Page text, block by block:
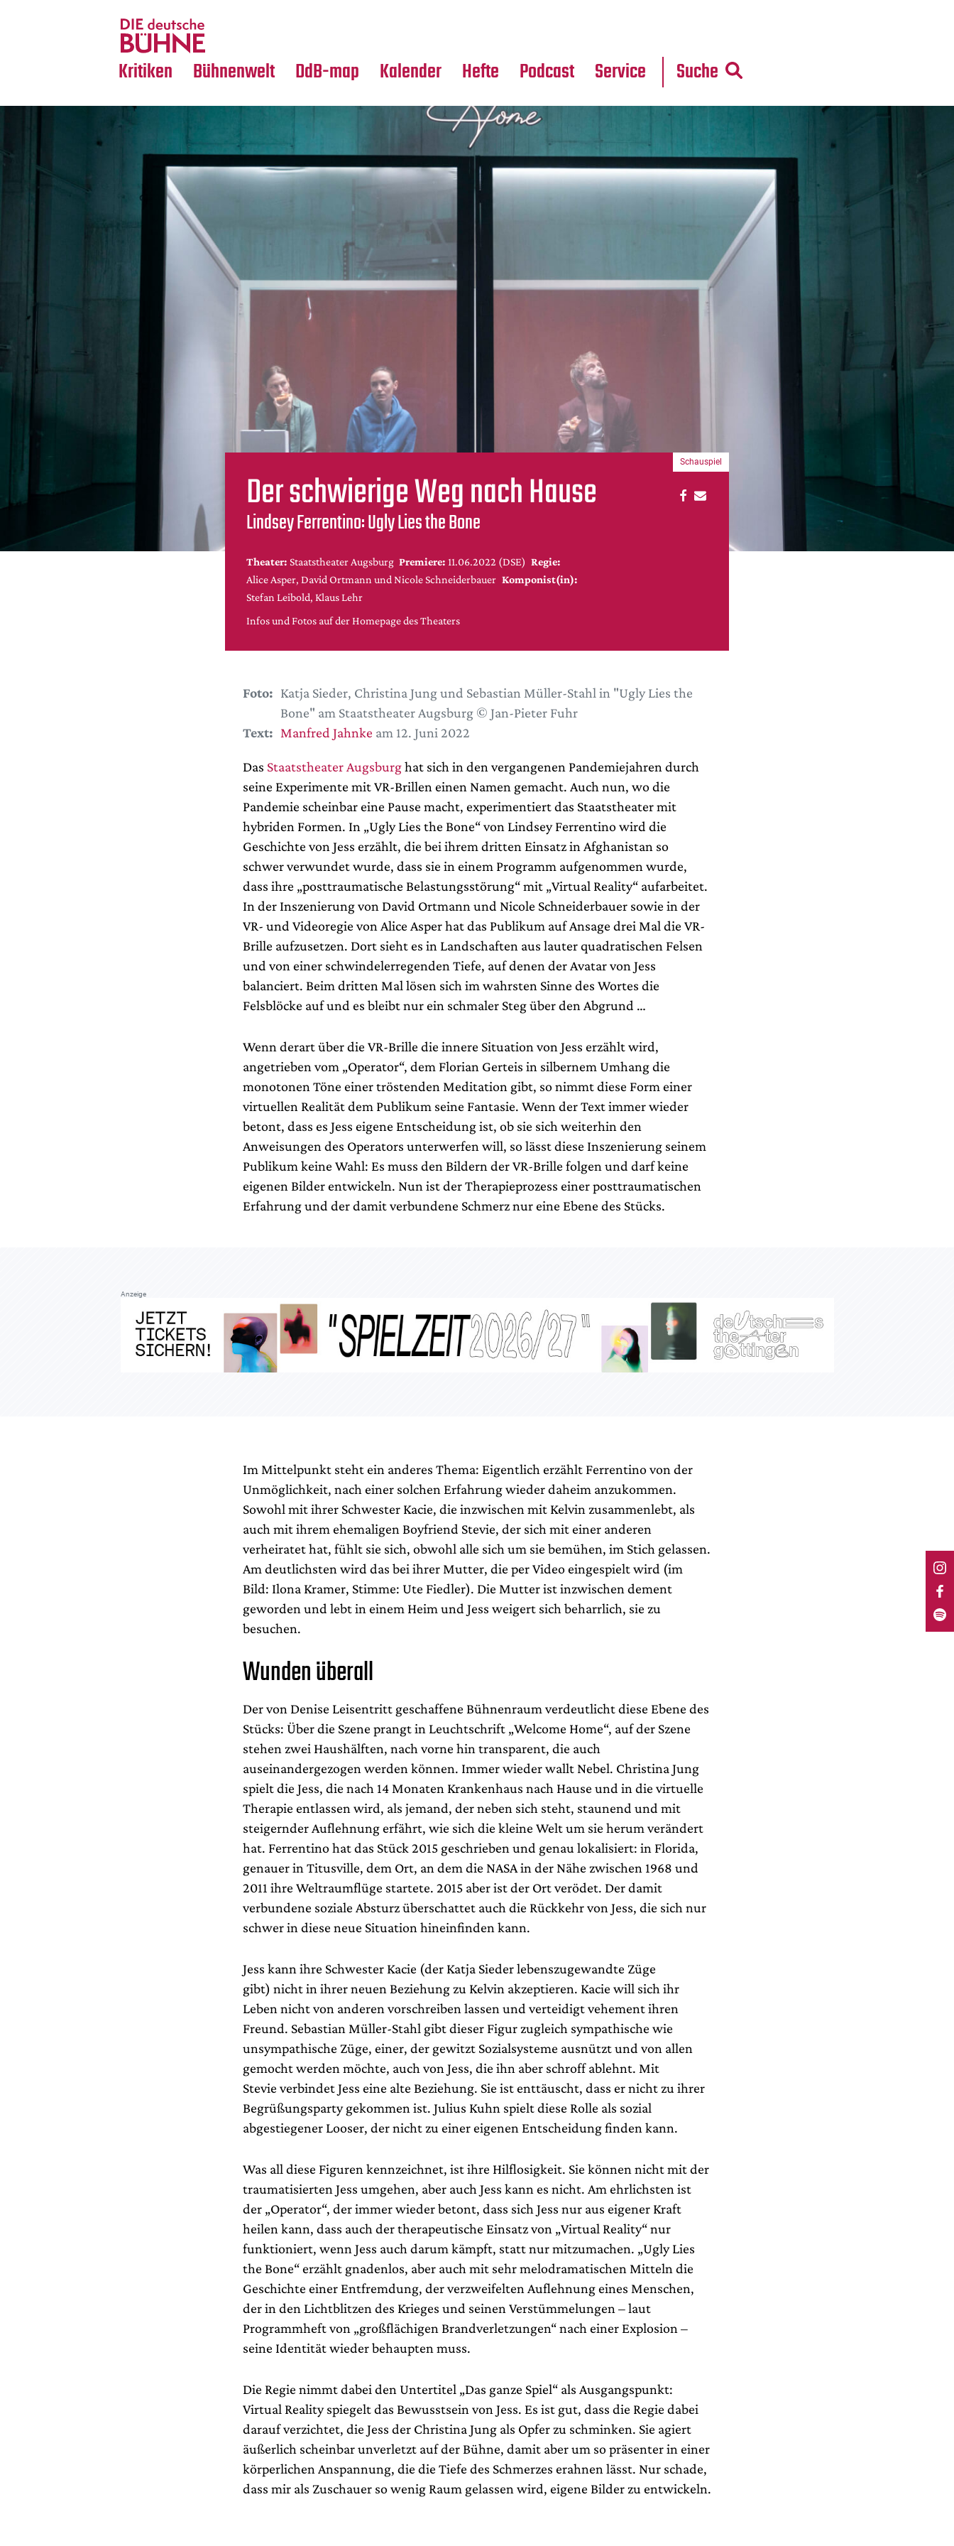
Kritiken
Crossover
Bühnenwelt
Medientipps
DdB-map Kalender Hefte Podcast Service Suche
Der schwierige Weg nach Hause
Lindsey Ferrentino: Ugly Lies the Bone
Theater: Staatstheater Augsburg Premiere: 11.06.2022 (DSE) Regie:
Alice Asper, David Ortmann und Nicole Schneiderbauer Komponist(in):
Stefan Leibold, Klaus Lehr
Infos und Fotos auf der Homepage des Theaters
Schauspiel
Foto: Katja Sieder, Christina Jung und Sebastian Müller-Stahl in "Ugly Lies the
Bone" am Staatstheater Augsburg © Jan-Pieter Fuhr
Text: Manfred Jahnke am 12. Juni 2022
Das Staatstheater Augsburghat sich in den vergangenen Pandemiejahren durch
seine Experimente mit VR-Brillen einen Namen gemacht. Auch nun, wo die
Pandemie scheinbar eine Pause macht, experimentiert das Staatstheater mit
hybriden Formen. In „Ugly Lies the Bone“ von Lindsey Ferrentino wird die
Geschichte von Jess erzählt, die bei ihrem dritten Einsatz in Afghanistan so
schwer verwundet wurde, dass sie in einem Programm aufgenommen wurde,
dass ihre „posttraumatische Belastungsstörung“ mit „Virtual Reality“ aufarbeitet.
In der Inszenierung von David Ortmann und Nicole Schneiderbauer sowie in der
VR- und Videoregie von Alice Asper hat das Publikum auf Ansage drei Mal die VR-
Brille aufzusetzen. Dort sieht es in Landschaften aus lauter quadratischen Felsen
und von einer schwindelerregenden Tiefe, auf denen der Avatar von Jess
balanciert. Beim dritten Mal lösen sich im wahrsten Sinne des Wortes die
Felsblöcke auf und es bleibt nur ein schmaler Steg über den Abgrund …
Wenn derart über die VR-Brille die innere Situation von Jess erzählt wird,
angetrieben vom „Operator“, dem Florian Gerteis in silbernem Umhang die
monotonen Töne einer tröstenden Meditation gibt, so nimmt diese Form einer
virtuellen Realität dem Publikum seine Fantasie. Wenn der Text immer wieder
betont, dass es Jess eigene Entscheidung ist, ob sie sich weiterhin den
Anweisungen des Operators unterwerfen will, so lässt diese Inszenierung seinem
Publikum keine Wahl: Es muss den Bildern der VR-Brille folgen und darf keine
eigenen Bilder entwickeln. Nun ist der Therapieprozess einer posttraumatischen
Erfahrung und der damit verbundene Schmerz nur eine Ebene des Stücks.
Anzeige
Im Mittelpunkt steht ein anderes Thema: Eigentlich erzählt Ferrentino von der
Unmöglichkeit, nach einer solchen Erfahrung wieder daheim anzukommen.
Sowohl mit ihrer Schwester Kacie, die inzwischen mit Kelvin zusammenlebt, als
auch mit ihrem ehemaligen Boyfriend Stevie, der sich mit einer anderen
verheiratet hat, fühlt sie sich, obwohl alle sich um sie bemühen, im Stich gelassen.
Am deutlichsten wird das bei ihrer Mutter, die per Video eingespielt wird (im
Bild: Ilona Kramer, Stimme: Ute Fiedler). Die Mutter ist inzwischen dement
geworden und lebt in einem Heim und Jess weigert sich beharrlich, sie zu
besuchen.
Wunden überall
Der von Denise Leisentritt geschaffene Bühnenraum verdeutlicht diese Ebene des
Stücks: Über die Szene prangt in Leuchtschrift „Welcome Home“, auf der Szene
stehen zwei Haushälften, nach vorne hin transparent, die auch
auseinandergezogen werden können. Immer wieder wallt Nebel. Christina Jung
spielt die Jess, die nach 14 Monaten Krankenhaus nach Hause und in die virtuelle
Therapie entlassen wird, als jemand, der neben sich steht, staunend und mit
steigernder Auflehnung erfährt, wie sich die kleine Welt um sie herum verändert
hat. Ferrentino hat das Stück 2015 geschrieben und genau lokalisiert: in Florida,
genauer in Titusville, dem Ort, an dem die NASA in der Nähe zwischen 1968 und
2011 ihre Weltraumflüge startete. 2015 aber ist der Ort verödet. Der damit
verbundene soziale Absturz überschattet auch die Rückkehr von Jess, die sich nur
schwer in diese neue Situation hineinfinden kann.
Jess kann ihre Schwester Kacie (der Katja Sieder lebenszugewandte Züge
gibt) nicht in ihrer neuen Beziehung zu Kelvin akzeptieren. Kacie will sich ihr
Leben nicht von anderen vorschreiben lassen und verteidigt vehement ihren
Freund. Sebastian Müller-Stahl gibt dieser Figur zugleich sympathische wie
unsympathische Züge, einer, der gewitzt Sozialsysteme ausnützt und von allen
gemocht werden möchte, auch von Jess, die ihn aber schroff ablehnt. Mit
Stevie verbindet Jess eine alte Beziehung. Sie ist enttäuscht, dass er nicht zu ihrer
Begrüßungsparty gekommen ist. Julius Kuhn spielt diese Rolle als sozial
abgestiegener Looser, der nicht zu einer eigenen Entscheidung finden kann.
Was all diese Figuren kennzeichnet, ist ihre Hilflosigkeit. Sie können nicht mit der
traumatisierten Jess umgehen, aber auch Jess kann es nicht. Am ehrlichsten ist
der „Operator“, der immer wieder betont, dass sich Jess nur aus eigener Kraft
heilen kann, dass auch der therapeutische Einsatz von „Virtual Reality“ nur
funktioniert, wenn Jess auch darum kämpft, statt nur mitzumachen. „Ugly Lies
the Bone“ erzählt gnadenlos, aber auch mit sehr melodramatischen Mitteln die
Geschichte einer Entfremdung, der verzweifelten Auflehnung eines Menschen,
der in den Lichtblitzen des Krieges und seinen Verstümmelungen – laut
Programmheft von „großflächigen Brandverletzungen“ nach einer Explosion –
seine Identität wieder behaupten muss.
Die Regie nimmt dabei den Untertitel „Das ganze Spiel“ als Ausgangspunkt:
Virtual Reality spiegelt das Bewusstsein von Jess. Es ist gut, dass die Regie dabei
darauf verzichtet, die Jess der Christina Jung als Opfer zu schminken. Sie agiert
äußerlich scheinbar unverletzt auf der Bühne, damit aber um so präsenter in einer
körperlichen Anspannung, die die Tiefe des Schmerzes erahnen lässt. Nur schade,
dass mir als Zuschauer so wenig Raum gelassen wird, eigene Bilder zu entwickeln.